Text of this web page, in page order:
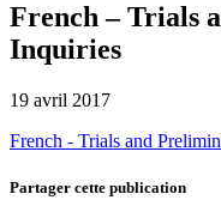
French – Trials
Inquiries
19 avril 2017
French - Trials and
Partager cette publication